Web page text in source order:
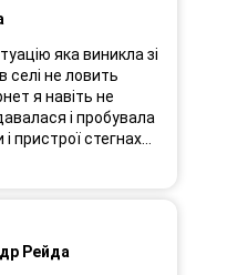
4-5 МБіт/с.
можливих
десятки разів
раз модем з
і вдалося
вам! Безумовно
яка виникла зі
селі не ловить
я навіть не
і пробувала
і пристрої стегнах
або взагалі
в Інтернеті побачила
період 1 міс, я
ще раз.
зімною зв’язалася
Рейда